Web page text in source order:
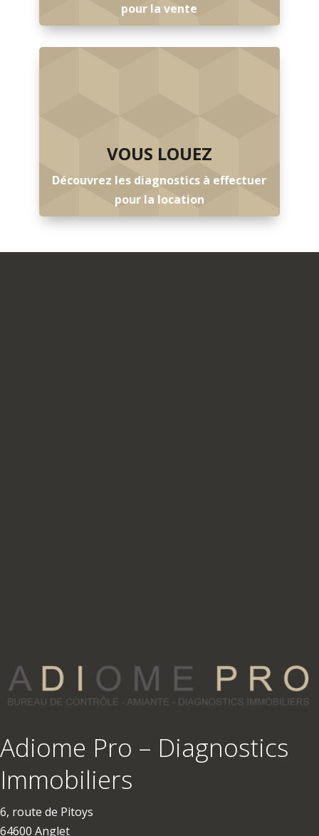
pour la vente
VOUS LOUEZ
Découvrez les diagnostics à effectuer
pour la location
Adiome Pro – Diagnostics
Immobiliers
6, route de Pitoys
64600 Anglet